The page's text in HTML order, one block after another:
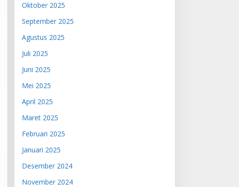
Oktober 2025
September 2025
Agustus 2025
Juli 2025
Juni 2025
Mei 2025
April 2025
Maret 2025
Februari 2025
Januari 2025
Desember 2024
November 2024